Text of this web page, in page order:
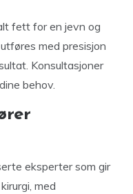
fett for en jevn og
med presisjon
Konsultasjoner
behov.
eksperter som gir
med